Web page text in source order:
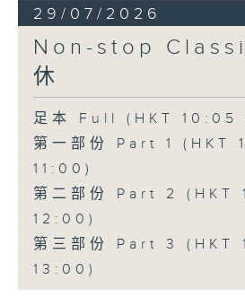
29/07/2026
Non-stop
休
足本 Full (HKT 10:05
第一部份 Part 1 (HKT
11:00)
第二部份 Part 2 (HKT
12:00)
第三部份 Part 3 (HKT
13:00)